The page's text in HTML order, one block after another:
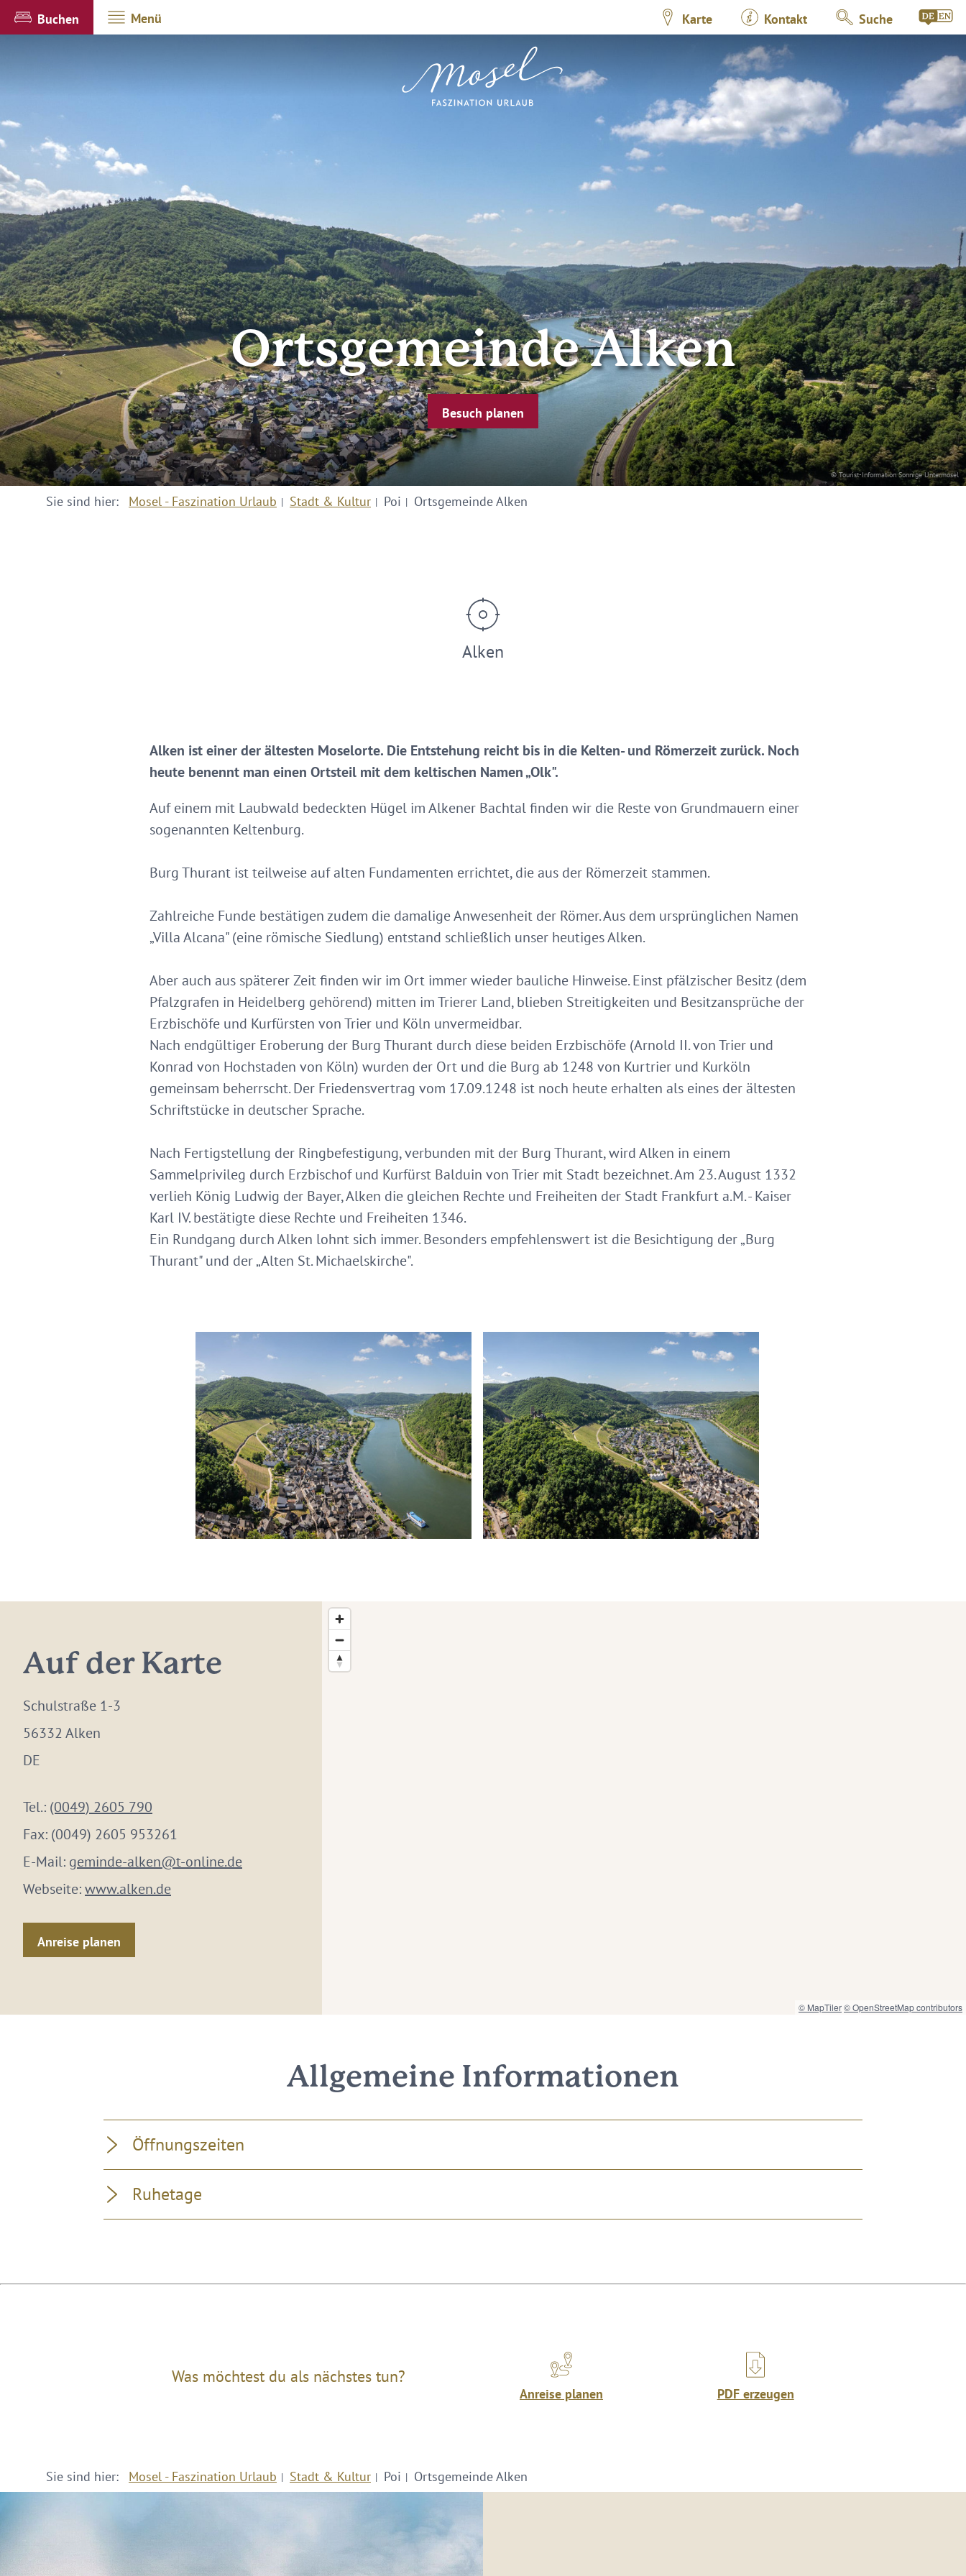
Buchen Menü Karte Kontakt Suche
© Tourist-Information Sonnige Untermosel
Ortsgemeinde Alken
Besuch planen
Sie sind hier: Mosel - Faszination Urlaub Stadt & Kultur Poi Ortsgemeinde Alken
Alken
Alken ist einer der ältesten Moselorte. Die Entstehung reicht bis in die Kelten- und Römerzeit zurück. Noch
heute benennt man einen Ortsteil mit dem keltischen Namen „Olk".
Auf einem mit Laubwald bedeckten Hügel im Alkener Bachtal finden wir die Reste von Grundmauern einer
sogenannten Keltenburg.
Burg Thurant ist teilweise auf alten Fundamenten errichtet, die aus der Römerzeit stammen.
Zahlreiche Funde bestätigen zudem die damalige Anwesenheit der Römer. Aus dem ursprünglichen Namen
„Villa Alcana" (eine römische Siedlung) entstand schließlich unser heutiges Alken.
Aber auch aus späterer Zeit finden wir im Ort immer wieder bauliche Hinweise. Einst pfälzischer Besitz (dem
Pfalzgrafen in Heidelberg gehörend) mitten im Trierer Land, blieben Streitigkeiten und Besitzansprüche der
Erzbischöfe und Kurfürsten von Trier und Köln unvermeidbar.
Nach endgültiger Eroberung der Burg Thurant durch diese beiden Erzbischöfe (Arnold II. von Trier und
Konrad von Hochstaden von Köln) wurden der Ort und die Burg ab 1248 von Kurtrier und Kurköln
gemeinsam beherrscht. Der Friedensvertrag vom 17.09.1248 ist noch heute erhalten als eines der ältesten
Schriftstücke in deutscher Sprache.
Nach Fertigstellung der Ringbefestigung, verbunden mit der Burg Thurant, wird Alken in einem
Sammelprivileg durch Erzbischof und Kurfürst Balduin von Trier mit Stadt bezeichnet. Am 23. August 1332
verlieh König Ludwig der Bayer, Alken die gleichen Rechte und Freiheiten der Stadt Frankfurt a.M. - Kaiser
Karl IV. bestätigte diese Rechte und Freiheiten 1346.
Ein Rundgang durch Alken lohnt sich immer. Besonders empfehlenswert ist die Besichtigung der „Burg
Thurant" und der „Alten St. Michaelskirche".
Auf der Karte
Schulstraße 1-3
56332 Alken
DE
Tel.: (0049) 2605 790
Fax: (0049) 2605 953261
E-Mail: geminde-alken@t-online.de
Webseite:www.alken.de
Anreise planen
© MapTiler© OpenStreetMap contributors
Allgemeine Informationen
Öffnungszeiten
Ruhetage
Was möchtest du als nächstes tun?
Anreise planen PDF erzeugen
Sie sind hier: Mosel - Faszination Urlaub Stadt & Kultur Poi Ortsgemeinde Alken